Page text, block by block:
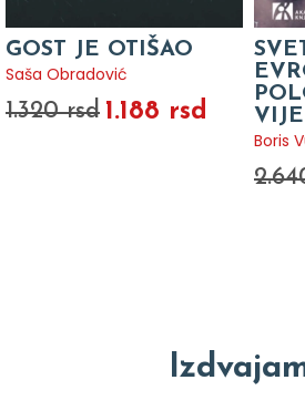
GOST JE OTIŠAO
Saša Obradović
1.320 rsd 1.188 rsd
Boris